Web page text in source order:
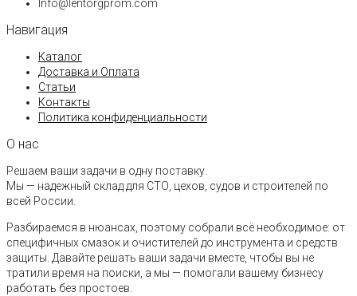
Info@lentorgprom.com
Навигация
Каталог
Доставка и Оплата
Статьи
Контакты
Политика конфиденциальности
О нас
Решаем ваши задачи в одну поставку.
Мы — надежный склад для СТО, цехов, судов и строителей по
всей России.
Разбираемся в нюансах, поэтому собрали всё необходимое: от
специфичных смазок и очистителей до инструмента и средств
защиты. Давайте решать ваши задачи вместе, чтобы вы не
тратили время на поиски, а мы — помогали вашему бизнесу
работать без простоев.